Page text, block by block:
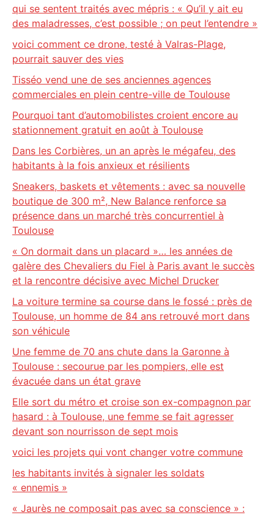
qui se sentent traités avec mépris : « Qu’il y ait eu
des maladresses, c’est possible ; on peut l’entendre »
voici comment ce drone, testé à Valras-Plage,
pourrait sauver des vies
Tisséo vend une de ses anciennes agences
commerciales en plein centre-ville de Toulouse
Pourquoi tant d’automobilistes croient encore au
stationnement gratuit en août à Toulouse
Dans les Corbières, un an après le mégafeu, des
habitants à la fois anxieux et résilients
Sneakers, baskets et vêtements : avec sa nouvelle
boutique de 300 m², New Balance renforce sa
présence dans un marché très concurrentiel à
Toulouse
« On dormait dans un placard »… les années de
galère des Chevaliers du Fiel à Paris avant le succès
et la rencontre décisive avec Michel Drucker
La voiture termine sa course dans le fossé : près de
Toulouse, un homme de 84 ans retrouvé mort dans
son véhicule
Une femme de 70 ans chute dans la Garonne à
Toulouse : secourue par les pompiers, elle est
évacuée dans un état grave
Elle sort du métro et croise son ex-compagnon par
hasard : à Toulouse, une femme se fait agresser
devant son nourrisson de sept mois
voici les projets qui vont changer votre commune
les habitants invités à signaler les soldats
« ennemis »
« Jaurès ne composait pas avec sa conscience » :